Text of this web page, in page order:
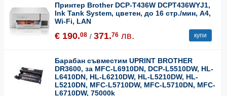
Принтер Brother DCP-T436W DCPT436WYJ1,
Ink Tank System, цветен, до 16 стр./мин, A4,
Wi-Fi, LAN
€ 190.08 / 371.76 лв. купи
Барабан съвместим UPRINT BROTHER
DR3600, за MFC-L6910DN, DCP-L5510DW, HL-
L6410DN, HL-L6210DW, HL-L5210DW, HL-
L5210DN, MFC-L5710DW, MFC-L5710DN, MFC-
L6710DW, 75000k